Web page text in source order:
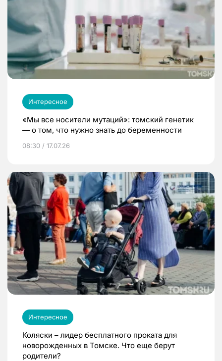
Интересное
«Мы все носители мутаций»: томский генетик
— о том, что нужно знать до беременности
08:30 / 17.07.26
Интересное
Коляски – лидер бесплатного проката для
новорожденных в Томске. Что еще берут
родители?